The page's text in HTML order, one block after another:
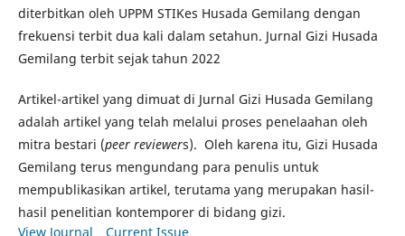
diterbitkan oleh UPPM STIKes Husada Gemilang dengan
frekuensi terbit dua kali dalam setahun. Jurnal Gizi Husada
Gemilang terbit sejak tahun 2022
Artikel-artikel yang dimuat di Jurnal Gizi Husada Gemilang
adalah artikel yang telah melalui proses penelaahan oleh
mitra bestari (peer reviewers). Oleh karena itu, Gizi Husada
Gemilang terus mengundang para penulis untuk
mempublikasikan artikel, terutama yang merupakan hasil-
hasil penelitian kontemporer di bidang gizi.
View Journal
Current Issue